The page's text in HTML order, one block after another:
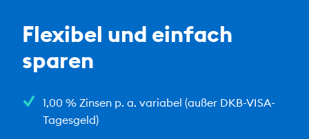
Flexibel und einfach
sparen
1,00 % Zinsen p. a. variabel (außer DKB-VISA-
Tagesgeld)